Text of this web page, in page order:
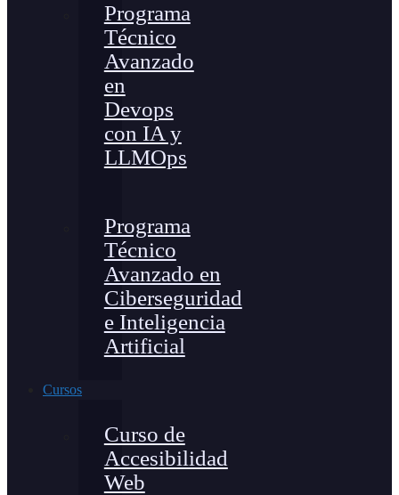
Programa
Técnico
Avanzado
en
Devops
con IA y
LLMOps
Programa
Técnico
Avanzado en
Ciberseguridad
e Inteligencia
Artificial
Cursos
Curso de
Accesibilidad
Web